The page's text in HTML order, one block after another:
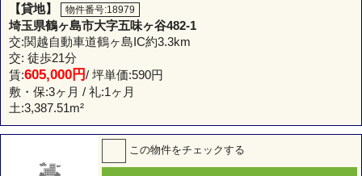
【貸地】 物件番号:18979
埼玉県鶴ヶ島市大字五味ヶ谷482-1
交:関越自動車道鶴ヶ島IC約3.3km
交: 徒歩21分
賃:605,000円/ 坪単価:590円
敷・保:3ヶ月 / 礼:1ヶ月
土:3,387.51m²
この物件をチェックする